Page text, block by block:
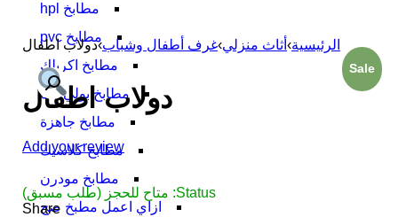
مطابخ hpl
مطابخ pvc
مطابخ اكريلك
مطابخ بولي لاك
مطابخ جاهزة
مطابخ كلاسيك
مطابخ مودرن
ازاي اعمل مطبخ صح
الرئيسية› أثاث منزلي›غرف أطفال وشباب›دولاب اطفال
Sale
دولاب اطفال
Add your review
Status: متاح للحجز (طلب مسبق)
Share